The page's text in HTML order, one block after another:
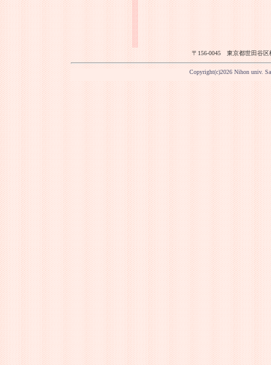
〒156-0045 東京都世田谷区
Copyright(c)2026 Nihon univ.